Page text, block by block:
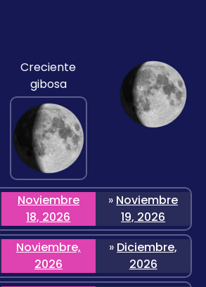
Creciente
gibosa
Noviembre
18, 2026
» Noviembre
19, 2026
Noviembre,
2026
» Diciembre,
2026